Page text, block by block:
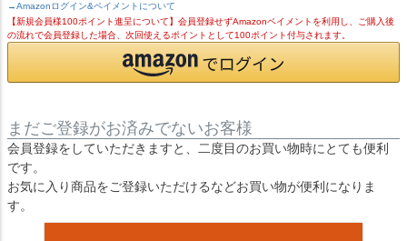
→Amazonログイン&ペイメントについて
【新規会員様100ポイント進呈について】会員登録せずAmazonペイメントを利用し、ご購入後
の流れで会員登録した場合、次回使えるポイントとして100ポイント付与されます。
まだご登録がお済みでないお客様
会員登録をしていただきますと、二度目のお買い物時にとても便利
です。
お気に入り商品をご登録いただけるなどお買い物が便利になりま
す。